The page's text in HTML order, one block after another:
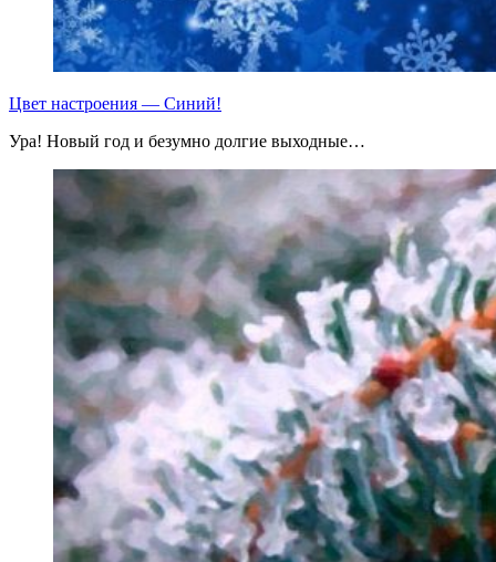
Цвет настроения — Синий!
Ура! Новый год и безумно долгие выходные…